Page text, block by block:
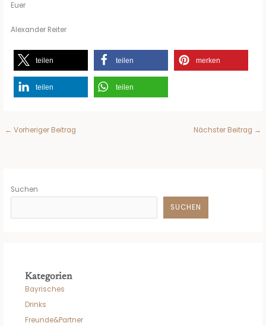
Euer
Alexander Reiter
teilen teilen merken
teilen teilen
← Vorheriger Beitrag Nächster Beitrag →
Suchen
SUCHEN
Kategorien
Bayrisches
Drinks
Freunde&Partner